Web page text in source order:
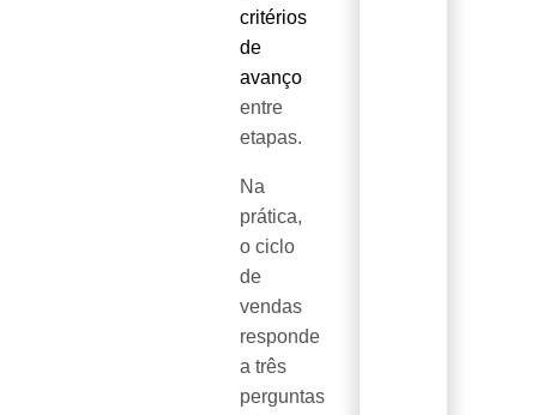
critérios
de
avanço
entre
etapas.
Na
prática,
o ciclo
de
vendas
responde
a três
perguntas